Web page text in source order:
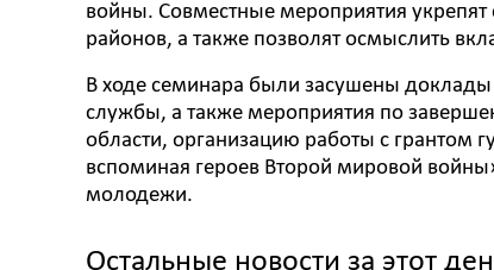
войны. Совместные мероприятия укрепят
районов, а также позволят осмыслить
В ходе семинара были засушены доклады
службы, а также мероприятия по
области, организацию работы с грантом
вспоминая героев Второй мировой
молодежи.
Остальные новости за этот